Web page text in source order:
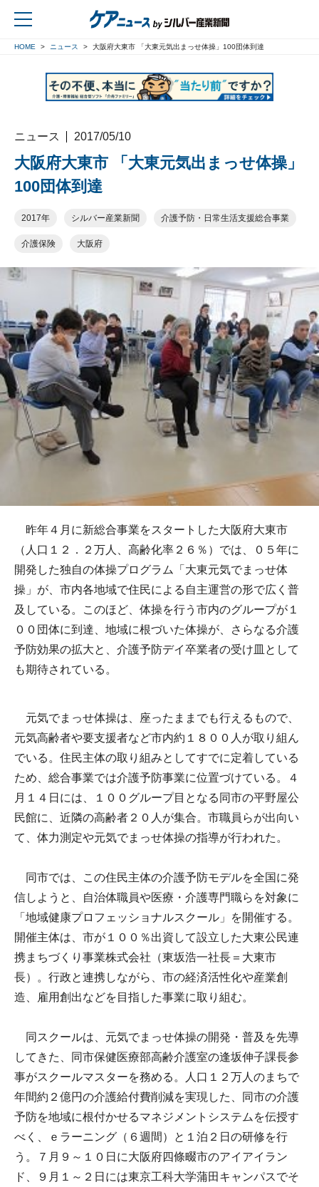
HOME ニュース 大阪府大東市 「大東元気出まっせ体操」100団体到達
ニュース 2017/05/10
大阪府大東市 「大東元気出まっせ体操」
100団体到達
2017年 シルバー産業新聞 介護予防・日常生活支援総合事業
介護保険 大阪府
昨年４月に新総合事業をスタートした大阪府大東市
（人口１２．２万人、高齢化率２６％）では、０５年に
開発した独自の体操プログラム「大東元気でまっせ体
操」が、市内各地域で住民による自主運営の形で広く普
及している。このほど、体操を行う市内のグループが１
００団体に到達、地域に根づいた体操が、さらなる介護
予防効果の拡大と、介護予防デイ卒業者の受け皿として
も期待されている。
元気でまっせ体操は、座ったままでも行えるもので、
元気高齢者や要支援者など市内約１８００人が取り組ん
でいる。住民主体の取り組みとしてすでに定着している
ため、総合事業では介護予防事業に位置づけている。４
月１４日には、１００グループ目となる同市の平野屋公
民館に、近隣の高齢者２０人が集合。市職員らが出向い
て、体力測定や元気でまっせ体操の指導が行われた。
同市では、この住民主体の介護予防モデルを全国に発
信しようと、自治体職員や医療・介護専門職らを対象に
「地域健康プロフェッショナルスクール」を開催する。
開催主体は、市が１００％出資して設立した大東公民連
携まちづくり事業株式会社（東坂浩一社長＝大東市
長）。行政と連携しながら、市の経済活性化や産業創
造、雇用創出などを目指した事業に取り組む。
同スクールは、元気でまっせ体操の開発・普及を先導
してきた、同市保健医療部高齢介護室の逢坂伸子課長参
事がスクールマスターを務める。人口１２万人のまちで
年間約２億円の介護給付費削減を実現した、同市の介護
予防を地域に根付かせるマネジメントシステムを伝授す
べく、ｅラーニング（６週間）と１泊２日の研修を行
う。７月９～１０日に大阪府四條畷市のアイアイラン
ド、９月１～２日には東京工科大学蒲田キャンパスでそ